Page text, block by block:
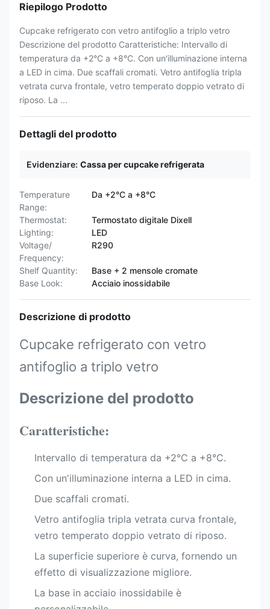
Riepilogo Prodotto
Cupcake refrigerato con vetro antifoglio a triplo vetro
Descrizione del prodotto Caratteristiche: Intervallo di
temperatura da +2°C a +8°C. Con un'illuminazione interna
a LED in cima. Due scaffali cromati. Vetro antifoglia tripla
vetrata curva frontale, vetro temperato doppio vetrato di
riposo. La ...
Dettagli del prodotto
Evidenziare: Cassa per cupcake refrigerata
Temperature
Range:
Da +2°C a +8°C
Thermostat:
Termostato digitale Dixell
Lighting:
LED
Voltage/
Frequency:
R290
Shelf Quantity:
Base + 2 mensole cromate
Base Look:
Acciaio inossidabile
Descrizione di prodotto
Cupcake refrigerato con vetro
antifoglio a triplo vetro
Descrizione del prodotto
Caratteristiche:
Intervallo di temperatura da +2°C a +8°C.
Con un'illuminazione interna a LED in cima.
Due scaffali cromati.
Vetro antifoglia tripla vetrata curva frontale,
vetro temperato doppio vetrato di riposo.
La superficie superiore è curva, fornendo un
effetto di visualizzazione migliore.
La base in acciaio inossidabile è